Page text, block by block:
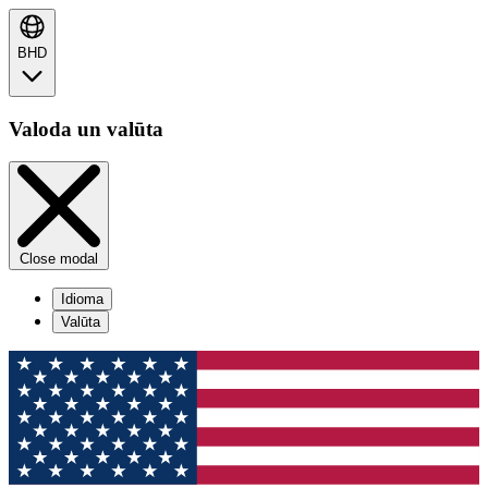
BHD
Valoda un valūta
Close modal
Idioma
Valūta